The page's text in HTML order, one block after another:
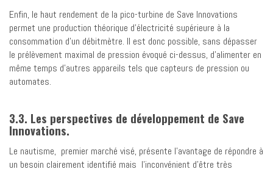
Enfin, le haut rendement de la pico-turbine de Save Innovations
permet une production théorique d’électricité supérieure à la
consommation d’un débitmètre. Il est donc possible, sans dépasser
le prélèvement maximal de pression évoqué ci-dessus, d’alimenter en
même temps d’autres appareils tels que capteurs de pression ou
automates.
3.3. Les perspectives de développement de Save
Innovations.
Le nautisme, premier marché visé, présente l’avantage de répondre à
un besoin clairement identifié mais l’inconvénient d’être très